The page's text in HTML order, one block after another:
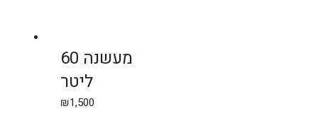
מעשנה 60
ליטר
₪1,500